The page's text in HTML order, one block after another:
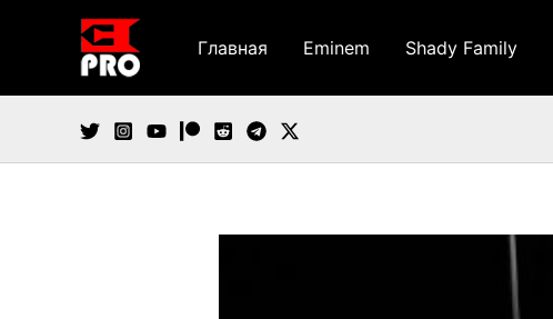
содержимому
Главная Eminem Shady Family